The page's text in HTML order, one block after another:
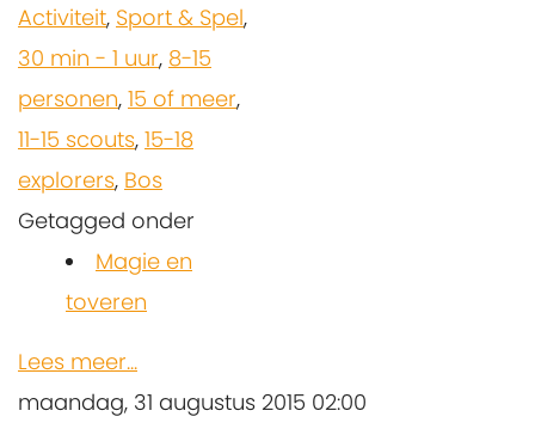
Activiteit, Sport & Spel,
30 min - 1 uur, 8-15
personen, 15 of meer,
11-15 scouts, 15-18
explorers, Bos
Getagged onder
Magie en
toveren
Lees meer...
maandag, 31 augustus 2015 02:00